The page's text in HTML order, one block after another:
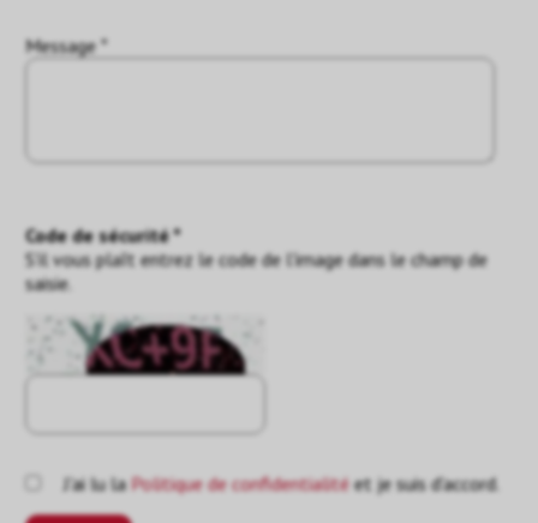
Message *
Code de sécurité *
S'il vous plaît entrez le code de l'image dans le champ de
saisie.
J'ai lu laPolitique de confidentialitéet je suis d'accord.